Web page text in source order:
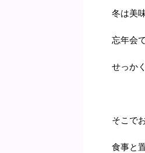
冬は美
忘年会
せっか
そこで
食事と